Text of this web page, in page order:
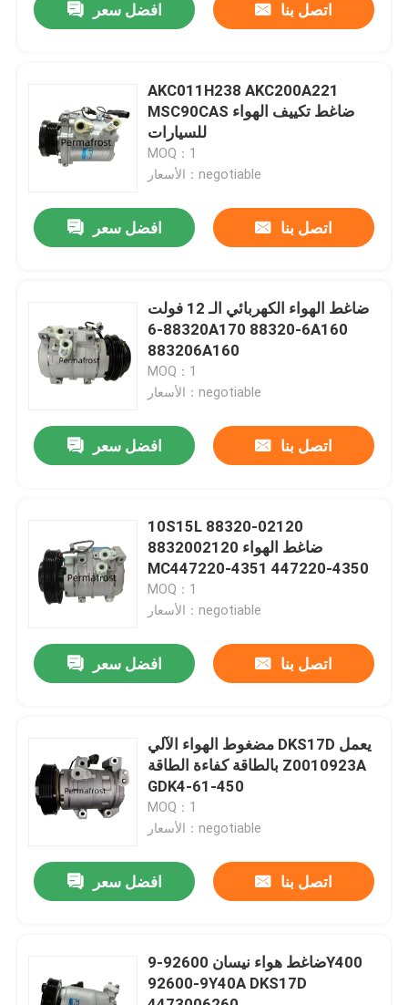
إتصال
المنتجات
ضاغط التيار المتردد الآلي
ضاغط مكيف الهواء
ضاغط هواء تلقائي
ضاغط تكييف الهواء للسيارة
افضل سعر اتصل بنا
AKC011H238 AKC200A221
MSC90CAS ضاغط تكييف الهواء
للسيارات
MOQ：1
الأسعار：negotiable
افضل سعر اتصل بنا
ضاغط الهواء الكهربائي الـ 12 فولت
88320-6A170 88320-6A160
883206A160
MOQ：1
الأسعار：negotiable
افضل سعر اتصل بنا
10S15L 88320-02120
8832002120 ضاغط الهواء
MC447220-4351 447220-4350
MOQ：1
الأسعار：negotiable
افضل سعر اتصل بنا
مضغوط الهواء الآلي DKS17D يعمل
بالطاقة كفاءة الطاقة Z0010923A
GDK4-61-450
MOQ：1
الأسعار：negotiable
افضل سعر اتصل بنا
ضاغط هواء نيسان 92600-9Y400
92600-9Y40A DKS17D